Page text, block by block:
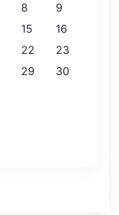
8
9
15
16
22
23
29
30